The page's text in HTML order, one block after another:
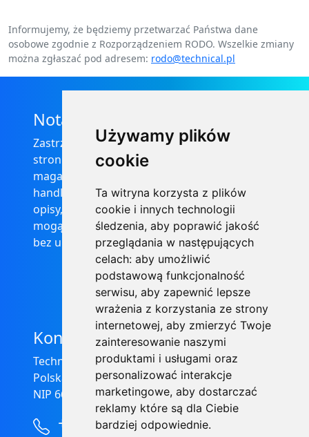
Używamy plików
cookie
Ta witryna korzysta z plików
cookie i innych technologii
śledzenia, aby poprawić jakość
przeglądania w następujących
celach: aby umożliwić
podstawową funkcjonalność
serwisu, aby zapewnić lepsze
wrażenia z korzystania ze strony
internetowej, aby zmierzyć Twoje
zainteresowanie naszymi
produktami i usługami oraz
personalizować interakcje
marketingowe, aby dostarczać
reklamy które są dla Ciebie
bardziej odpowiednie.
Informujemy, że będziemy przetwarzać Państwa dane
osobowe zgodnie z Rozporządzeniem RODO. Wszelkie zmiany
można zgłaszać pod adresem: rodo@technical.pl
Nota prawna
Zastrzega się, że informacje zamieszczone na
stronie internetowej https://informator-
magazynowy.technical.pl/ nie stanowią oferty
handlowej w rozumieniu prawa, ponadto
opisy, dane techniczne i pozostałe informacje
mogą ulec zmianie bez podania przyczyny i
bez uprzedzenia.
Kontakt
Technical Grzegorz Tęgos
Polska, 62-600 Koło, ul. Toruńska 212
NIP 666-137-75-84, REGON 310288700
+48 63-27-25-478